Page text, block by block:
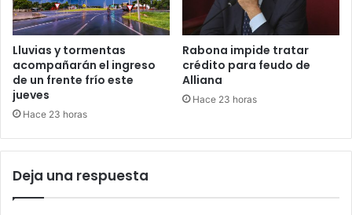
Lluvias y tormentas
acompañarán el ingreso
de un frente frío este
jueves
Hace 23 horas
Rabona impide tratar
crédito para feudo de
Alliana
Hace 23 horas
Deja una respuesta